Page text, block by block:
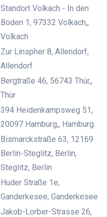
Standort Volkach - In den
Böden 1, 97332 Volkach,,
Volkach
Zur Linspher 8, Allendorf,
Allendorf
Bergtraße 46, 56743 Thür,,
Thür
394 Heidenkampsweg 51,
20097 Hamburg,, Hamburg
Bismarckstraße 63, 12169
Berlin-Steglitz, Berlin,
Steglitz, Berlin
Huder Straße 1e,
Ganderkesee, Ganderkesee
Jakob-Lorber-Strasse 26,